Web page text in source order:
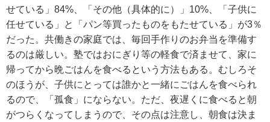
せている」84%、「その他（具体的に）」10%、「子供に
任せている」と「パン等買ったものをもたせている」が3％
だった。共働きの家庭では、毎回手作りのお弁当を準備す
るのは厳しい。塾ではおにぎり等の軽食で済ませて、家に
帰ってから晩ごはんを食べるという方法もある。むしろそ
のほうが、子供にとっては誰かと一緒にごはんを食べられ
るので、「孤食」にならない。ただ、夜遅くに食べると朝
がつらくなってしまうので、その点は注意し、朝食は決ま